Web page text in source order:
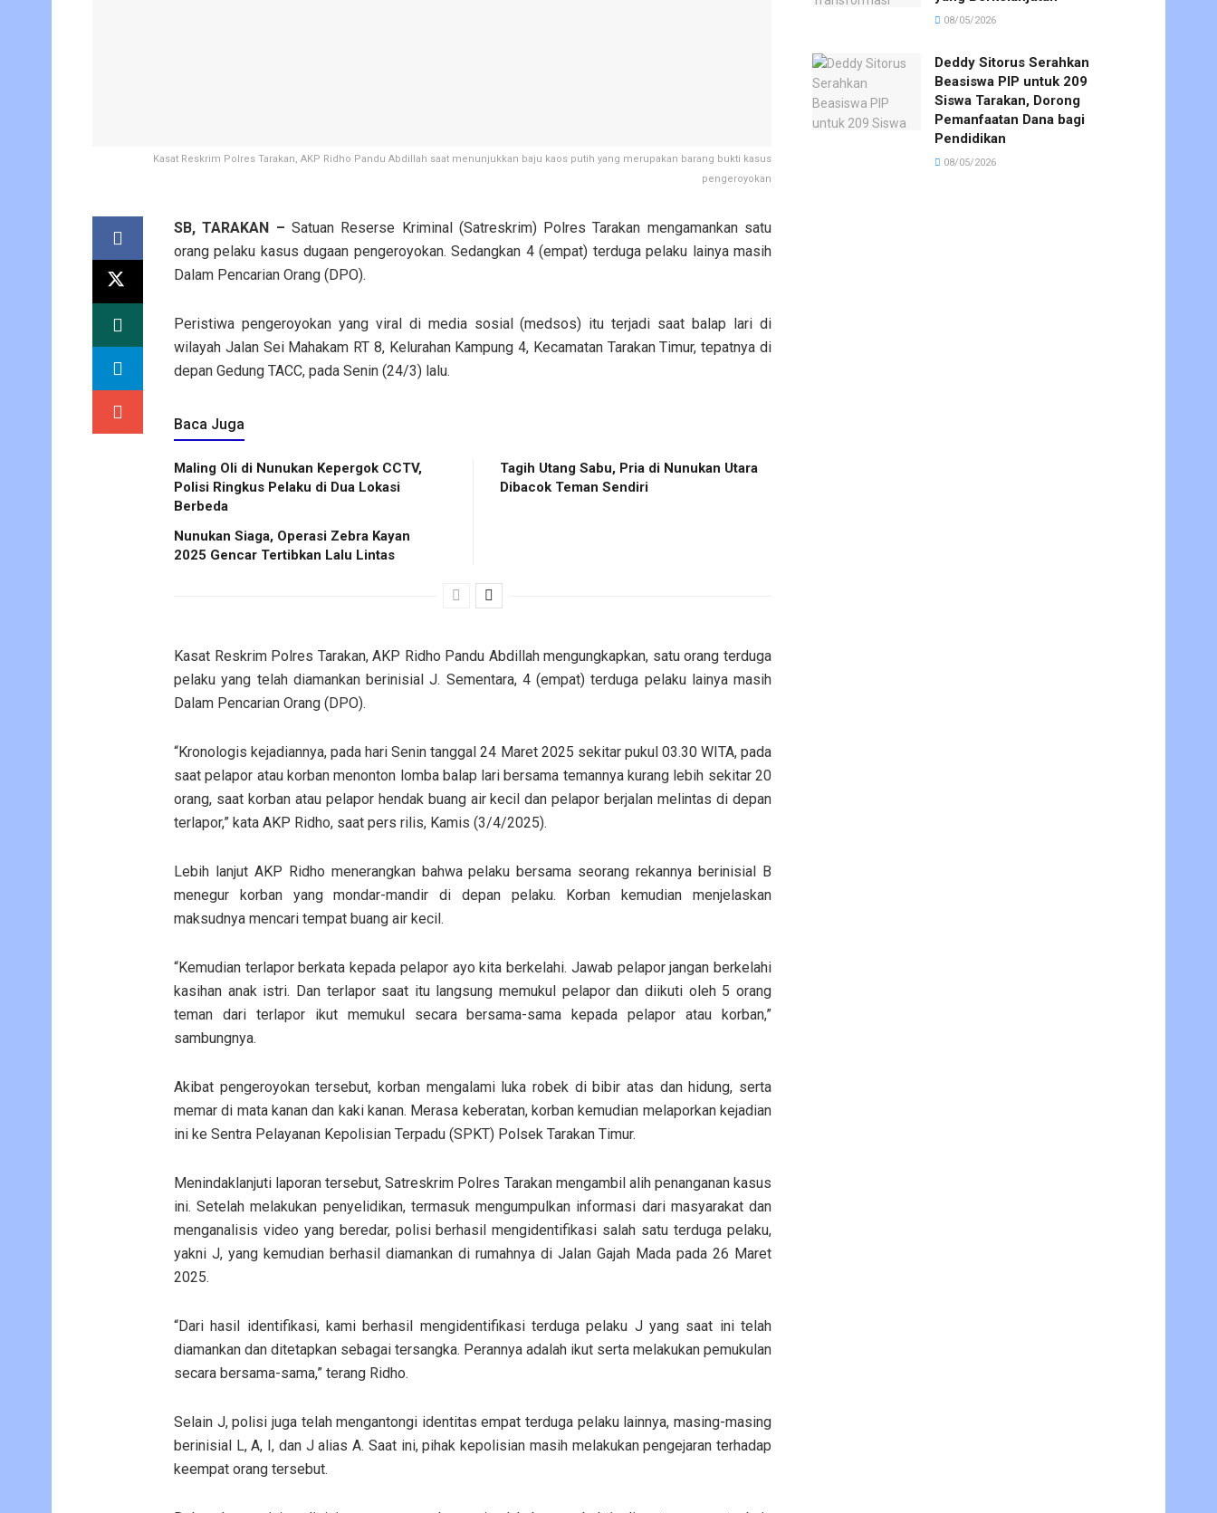
Kasat Reskrim Polres Tarakan, AKP Ridho Pandu Abdillah saat menunjukkan baju kaos putih yang merupakan barang bukti kasus
pengeroyokan
SB, TARAKAN – Satuan Reserse Kriminal (Satreskrim) Polres Tarakan mengamankan satu
orang pelaku kasus dugaan pengeroyokan. Sedangkan 4 (empat) terduga pelaku lainya masih
Dalam Pencarian Orang (DPO).
Peristiwa pengeroyokan yang viral di media sosial (medsos) itu terjadi saat balap lari di
wilayah Jalan Sei Mahakam RT 8, Kelurahan Kampung 4, Kecamatan Tarakan Timur, tepatnya di
depan Gedung TACC, pada Senin (24/3) lalu.
Baca Juga
Maling Oli di Nunukan Kepergok CCTV,
Polisi Ringkus Pelaku di Dua Lokasi
Berbeda
Nunukan Siaga, Operasi Zebra Kayan
2025 Gencar Tertibkan Lalu Lintas
Tagih Utang Sabu, Pria di Nunukan Utara
Dibacok Teman Sendiri
Kasat Reskrim Polres Tarakan, AKP Ridho Pandu Abdillah mengungkapkan, satu orang terduga
pelaku yang telah diamankan berinisial J. Sementara, 4 (empat) terduga pelaku lainya masih
Dalam Pencarian Orang (DPO).
“Kronologis kejadiannya, pada hari Senin tanggal 24 Maret 2025 sekitar pukul 03.30 WITA, pada
saat pelapor atau korban menonton lomba balap lari bersama temannya kurang lebih sekitar 20
orang, saat korban atau pelapor hendak buang air kecil dan pelapor berjalan melintas di depan
terlapor,” kata AKP Ridho, saat pers rilis, Kamis (3/4/2025).
Lebih lanjut AKP Ridho menerangkan bahwa pelaku bersama seorang rekannya berinisial B
menegur korban yang mondar-mandir di depan pelaku. Korban kemudian menjelaskan
maksudnya mencari tempat buang air kecil.
“Kemudian terlapor berkata kepada pelapor ayo kita berkelahi. Jawab pelapor jangan berkelahi
kasihan anak istri. Dan terlapor saat itu langsung memukul pelapor dan diikuti oleh 5 orang
teman dari terlapor ikut memukul secara bersama-sama kepada pelapor atau korban,”
sambungnya.
Akibat pengeroyokan tersebut, korban mengalami luka robek di bibir atas dan hidung, serta
memar di mata kanan dan kaki kanan. Merasa keberatan, korban kemudian melaporkan kejadian
ini ke Sentra Pelayanan Kepolisian Terpadu (SPKT) Polsek Tarakan Timur.
Menindaklanjuti laporan tersebut, Satreskrim Polres Tarakan mengambil alih penanganan kasus
ini. Setelah melakukan penyelidikan, termasuk mengumpulkan informasi dari masyarakat dan
menganalisis video yang beredar, polisi berhasil mengidentifikasi salah satu terduga pelaku,
yakni J, yang kemudian berhasil diamankan di rumahnya di Jalan Gajah Mada pada 26 Maret
2025.
“Dari hasil identifikasi, kami berhasil mengidentifikasi terduga pelaku J yang saat ini telah
diamankan dan ditetapkan sebagai tersangka. Perannya adalah ikut serta melakukan pemukulan
secara bersama-sama,” terang Ridho.
Selain J, polisi juga telah mengantongi identitas empat terduga pelaku lainnya, masing-masing
berinisial L, A, I, dan J alias A. Saat ini, pihak kepolisian masih melakukan pengejaran terhadap
keempat orang tersebut.
08/05/2026
Deddy Sitorus Serahkan
Beasiswa PIP untuk 209
Siswa Tarakan, Dorong
Pemanfaatan Dana bagi
Pendidikan
08/05/2026